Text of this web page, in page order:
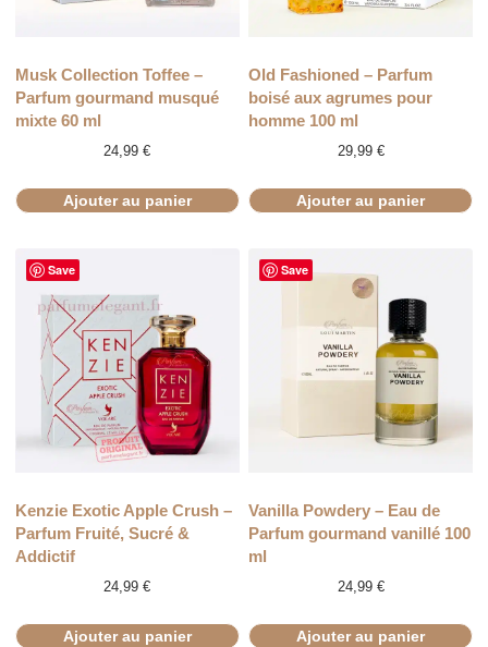
Musk Collection Toffee –
Parfum gourmand musqué
mixte 60 ml
24,99€
Ajouter au panier
Old Fashioned – Parfum
boisé aux agrumes pour
homme 100 ml
29,99 €
Ajouter au panier
Save
Kenzie Exotic Apple Crush –
Parfum Fruité, Sucré &
Addictif
24,99€
Ajouter au panier
Save
Vanilla Powdery – Eau de
Parfum gourmand vanillé 100
ml
24,99 €
Ajouter au panier